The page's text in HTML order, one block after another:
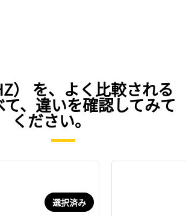
） を、よく比較される
、違いを確認してみて
ください。
選択済み